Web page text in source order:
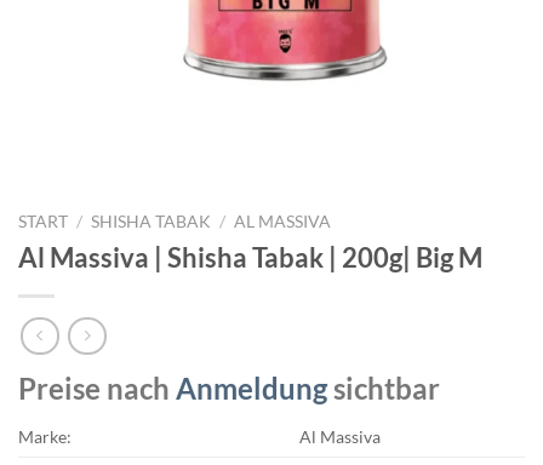
START / SHISHA TABAK / AL MASSIVA
Al Massiva | Shisha Tabak | 200g| Big M
Preise nach Anmeldungsichtbar
Marke:
Al Massiva